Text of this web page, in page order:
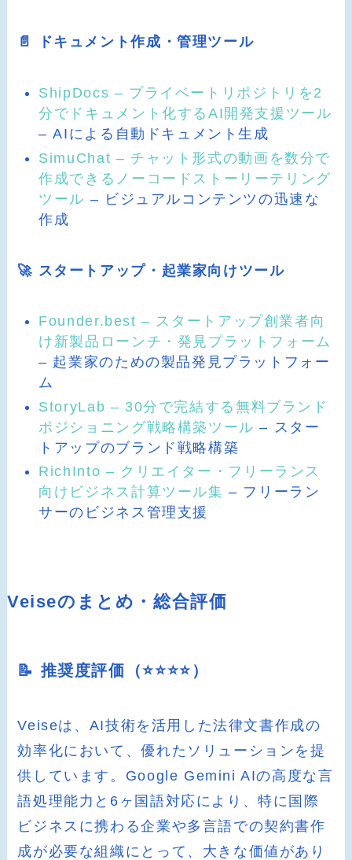
📄 ドキュメント作成・管理ツール
ShipDocs – プライベートリポジトリを2
分でドキュメント化するAI開発支援ツール
– AIによる自動ドキュメント生成
SimuChat – チャット形式の動画を数分で
作成できるノーコードストーリーテリング
ツール – ビジュアルコンテンツの迅速な
作成
🚀 スタートアップ・起業家向けツール
Founder.best – スタートアップ創業者向
け新製品ローンチ・発見プラットフォーム
– 起業家のための製品発見プラットフォー
ム
StoryLab – 30分で完結する無料ブランド
ポジショニング戦略構築ツール – スター
トアップのブランド戦略構築
RichInto – クリエイター・フリーランス
向けビジネス計算ツール集 – フリーラン
サーのビジネス管理支援
Veiseのまとめ・総合評価
📝 推奨度評価（⭐️⭐️⭐️⭐️）
Veiseは、AI技術を活用した法律文書作成の
効率化において、優れたソリューションを提
供しています。Google Gemini AIの高度な言
語処理能力と6ヶ国語対応により、特に国際
ビジネスに携わる企業や多言語での契約書作
成が必要な組織にとって、大きな価値があり